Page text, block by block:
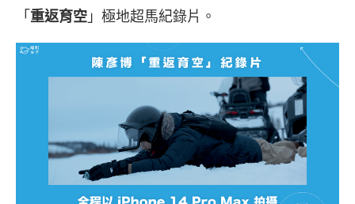
「 重返育空 」極地超馬紀錄片。